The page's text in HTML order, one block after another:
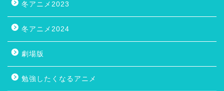
冬アニメ2023
冬アニメ2024
劇場版
勉強したくなるアニメ